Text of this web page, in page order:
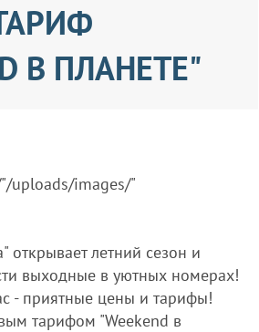
В ПЛАНЕТЕ"
открывает летний сезон и
выходные в уютных номерах!
- приятные цены и тарифы!
тарифом "Weekend в